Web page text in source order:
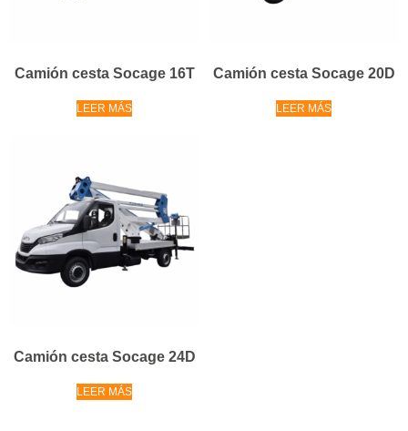
Camión cesta Socage 16T
LEER MÁS
Camión cesta Socage 20D
LEER MÁS
Camión cesta Socage 24D
LEER MÁS